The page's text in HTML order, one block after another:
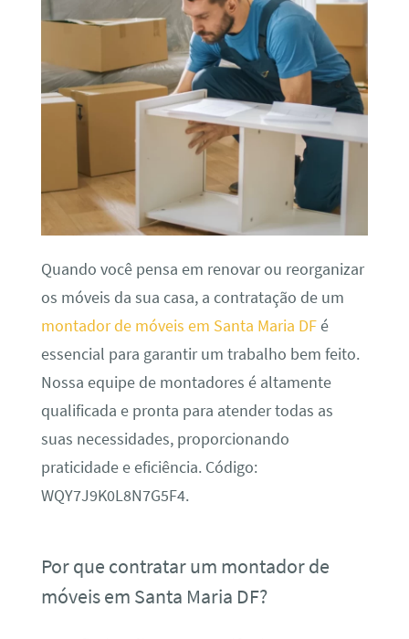
Quando você pensa em renovar ou reorganizar
os móveis da sua casa, a contratação de um
montador de móveis em Santa Maria DFé
essencial para garantir um trabalho bem feito.
Nossa equipe de montadores é altamente
qualificada e pronta para atender todas as
suas necessidades, proporcionando
praticidade e eficiência. Código:
WQY7J9K0L8N7G5F4.
Por que contratar um montador de
móveis em Santa Maria DF?